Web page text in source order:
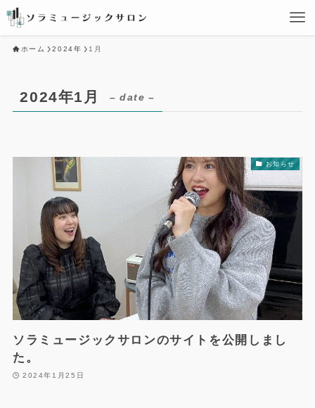
ホーム 2024年 1月
2024年1月 – date –
お知らせ
ソラミュージックサロンのサイトを公開しまし
た。
2024年1月25日